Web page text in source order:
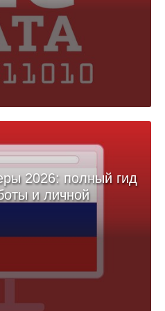
2026: полный гид
и личной